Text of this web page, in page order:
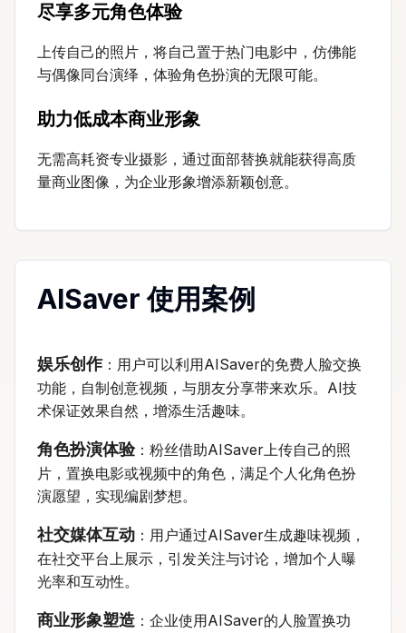
尽享多元角色体验
上传自己的照片，将自己置于热门电影中，仿佛能
与偶像同台演绎，体验角色扮演的无限可能。
助力低成本商业形象
无需高耗资专业摄影，通过面部替换就能获得高质
量商业图像，为企业形象增添新颖创意。
AISaver 使用案例
娱乐创作：用户可以利用AISaver的免费人脸交换
功能，自制创意视频，与朋友分享带来欢乐。AI技
术保证效果自然，增添生活趣味。
角色扮演体验：粉丝借助AISaver上传自己的照
片，置换电影或视频中的角色，满足个人化角色扮
演愿望，实现编剧梦想。
社交媒体互动 ：用户通过AISaver生成趣味视频，
在社交平台上展示，引发关注与讨论，增加个人曝
光率和互动性。
商业形象塑造 ：企业使用AISaver的人脸置换功